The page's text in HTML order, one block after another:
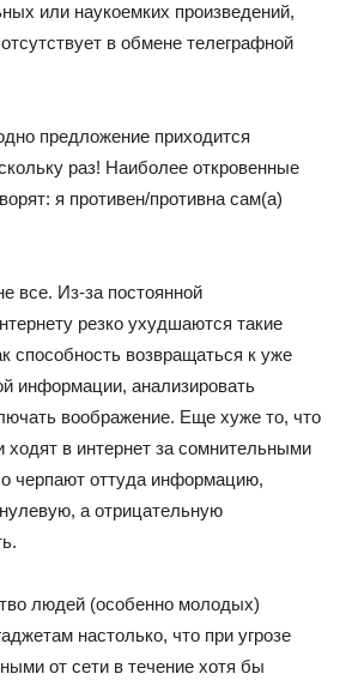
или наукоемких произведений,
в обмене телеграфной
предложение приходится
раз! Наиболее откровенные
я противен/противна сам(а)
все. Из-за постоянной
резко ухудшаются такие
способность возвращаться к уже
информации, анализировать
воображение. Еще хуже то, что
ходят в интернет за сомнительными
черпают оттуда информацию,
а отрицательную
людей (особенно молодых)
настолько, что при угрозе
от сети в течение хотя бы